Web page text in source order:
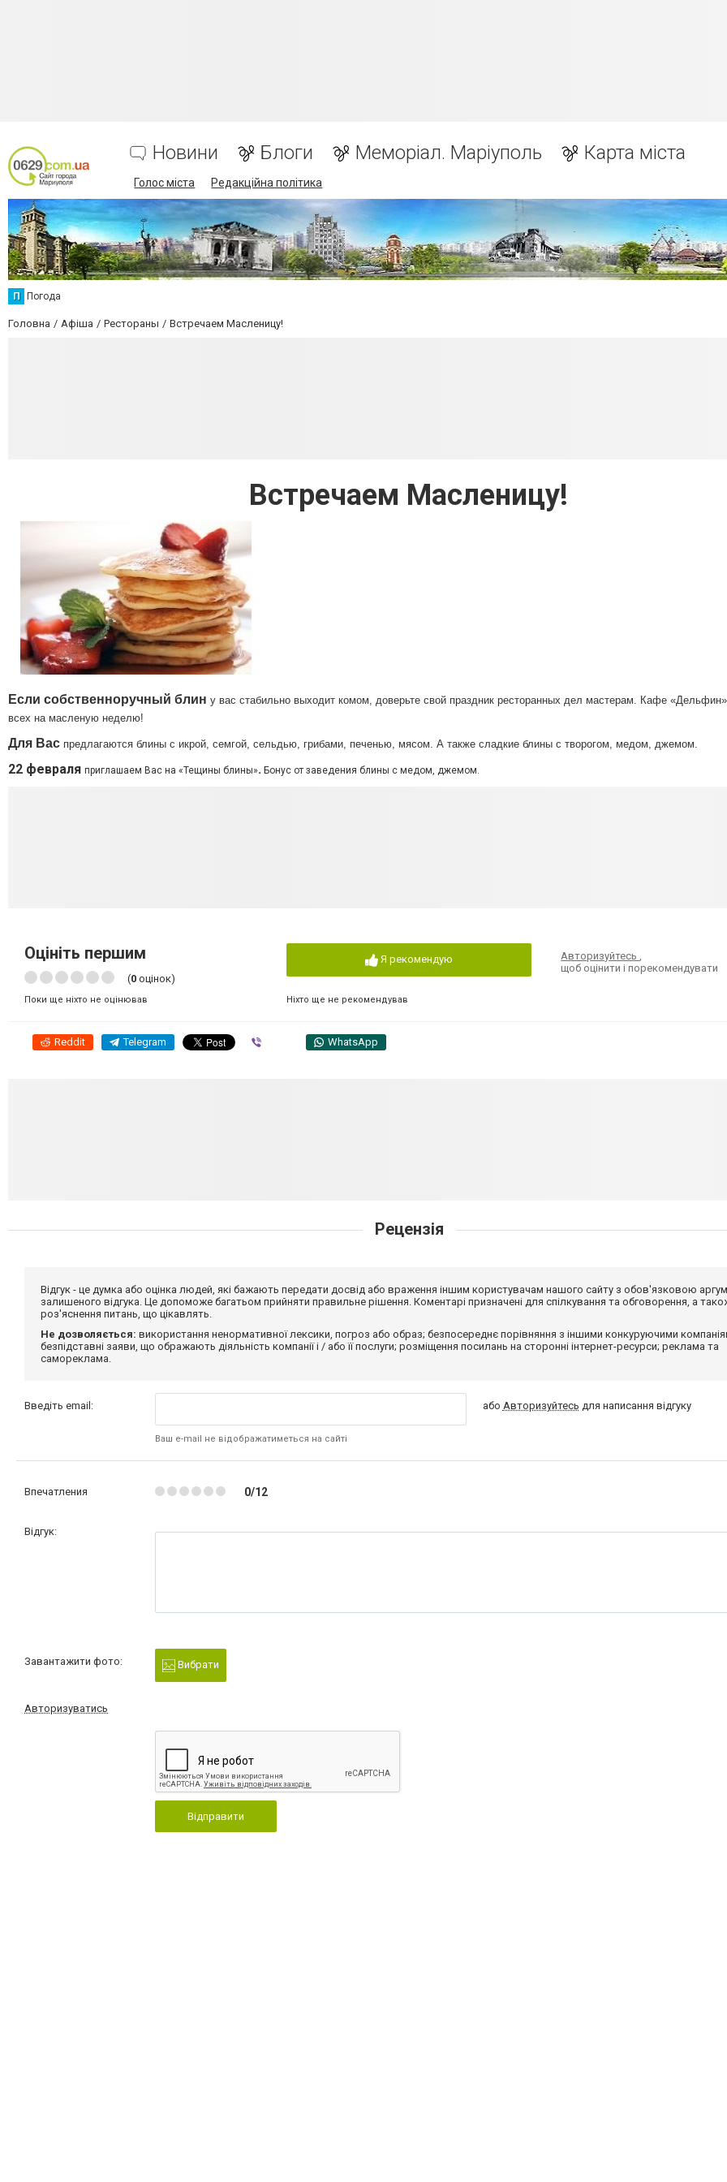
Новини Блоги Меморіал. Маріуполь Карта міста
Голос міста Редакційна політика
П Погода
Головна Афіша Рестораны Встречаем Масленицу!
Встречаем Масленицу!
Если собственноручный блин у вас стабильно выходит комом, доверьте свой праздник ресторанных дел мастерам. Кафе «Дельфин»
всех на масленую неделю!
Для Вас предлагаются блины с икрой, семгой, сельдью, грибами, печенью, мясом. А также сладкие блины с творогом, медом, джемом.
22 февраля приглашаем Вас на «Тещины блины». Бонус от заведения блины с медом, джемом.
Оцініть першим
(0 оцінок)
Поки ще ніхто не оцінював
Я рекомендую
Ніхто ще не рекомендував
Авторизуйтесь,
щоб оцінити і порекомендувати
Reddit Telegram WhatsApp
Рецензія
Відгук - це думка або оцінка людей, які бажають передати досвід або враження іншим користувачам нашого сайту з обов'язковою
залишеного відгука. Це допоможе багатьом прийняти правильне рішення. Коментарі призначені для спілкування та обговорення, а
роз'яснення питань, що цікавлять.
Не дозволяється: використання ненормативної лексики, погроз або образ; безпосереднє порівняння з іншими конкуруючими
безпідставні заяви, що ображають діяльність компанії і / або її послуги; розміщення посилань на сторонні інтернет-ресурси; реклама та
самореклама.
Введіть email:
Ваш e-mail не відображатиметься на сайті
або Авторизуйтесь для написання відгуку
Впечатления 0/12
Відгук:
Завантажити фото: Вибрати
Авторизуватись
Відправити